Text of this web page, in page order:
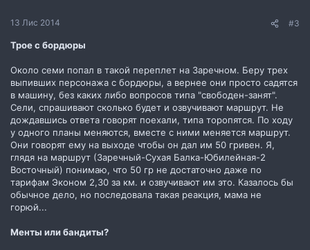
13 Лис 2014 #3
Трое с бордюры
Около семи попал в такой переплет на Заречном. Беру трех
выпивших персонажа с бордюры, а вернее они просто садятся
в машину, без каких либо вопросов типа "свободен-занят".
Сели, спрашивают сколько будет и озвучивают маршрут. Не
дождавшись ответа говорят поехали, типа торопятся. По ходу
у одного планы меняются, вместе с ними меняется маршрут.
Они говорят ему на выходе чтобы он дал им 50 гривен. Я,
глядя на маршрут (Заречный-Сухая Балка-Юбилейная-2
Восточный) понимаю, что 50 гр не достаточно даже по
тарифам Эконом 2,30 за км. и озвучивают им это. Казалось бы
обычное дело, но последовала такая реакция, мама не
горюй...
Менты или бандиты?